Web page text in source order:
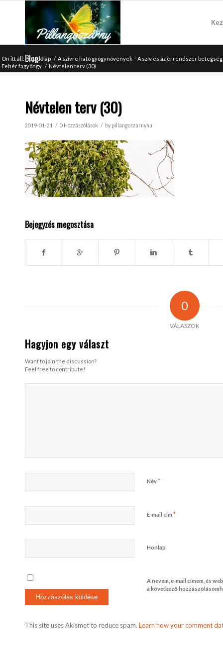
Blog
Ön itt áll: Kezdőlap / A szívre ható gyógynövények – A szív és az érrendszer
Fehér fagyöngy / Névtelen terv (30)
Névtelen terv (30)
2019-01-21 / 0 Hozzászólások / by pillangoszarnyhu
Bejegyzés megosztása
0
VÁLASZOK
Hagyjon egy választ
Want to join the discussion?
Feel free to contribute!
Név*
E-mail cím *
Honlap
A nevem, e-mail címem, és
a következő
This site uses Akismet to reduce spam. Learn how your comment